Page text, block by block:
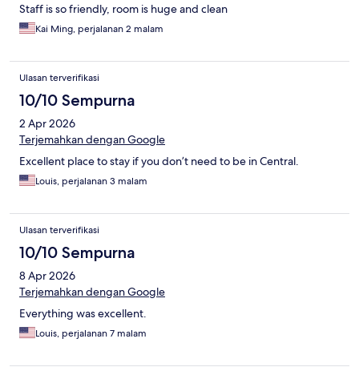
Staff is so friendly, room is huge and clean
Kai Ming, perjalanan 2 malam
Ulasan terverifikasi
10/10 Sempurna
2 Apr 2026
Terjemahkan dengan Google
Excellent place to stay if you don’t need to be in Central.
Louis, perjalanan 3 malam
Ulasan terverifikasi
10/10 Sempurna
8 Apr 2026
Terjemahkan dengan Google
Everything was excellent.
Louis, perjalanan 7 malam